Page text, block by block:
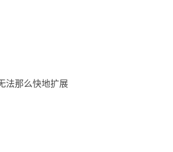
法那么快地扩展